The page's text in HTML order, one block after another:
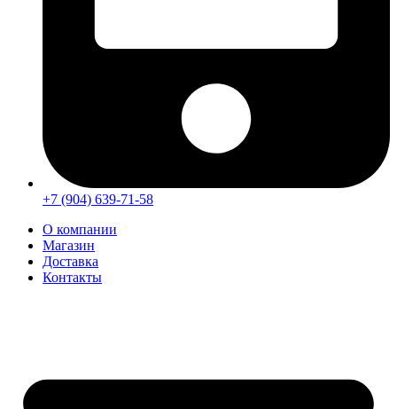
+7 (904) 639-71-58
О компании
Магазин
Доставка
Контакты